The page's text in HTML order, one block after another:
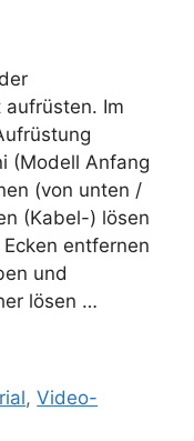
Im
(Modell Anfang
(von unten /
(Kabel-) lösen
entfernen
und
lösen …
,Video-